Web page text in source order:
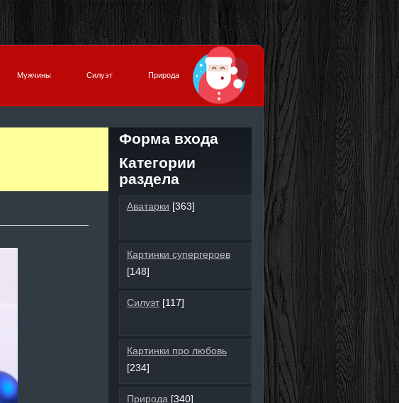
Мужчины Силуэт Природа
Форма входа
Категории
раздела
Аватарки [363]
Картинки супергероев
[148]
Силуэт [117]
Картинки про любовь
[234]
Природа [340]